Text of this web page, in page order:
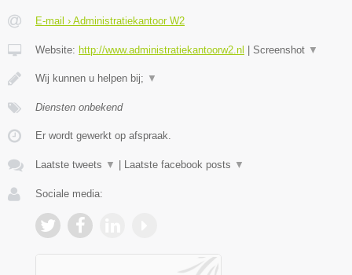
E-mail › Administratiekantoor W2
Website: http://www.administratiekantoorw2.nl Screenshot ▼
Wij kunnen u helpen bij; ▼
Diensten onbekend
Er wordt gewerkt op afspraak.
Laatste tweets ▼ Laatste facebook posts ▼
Sociale media: